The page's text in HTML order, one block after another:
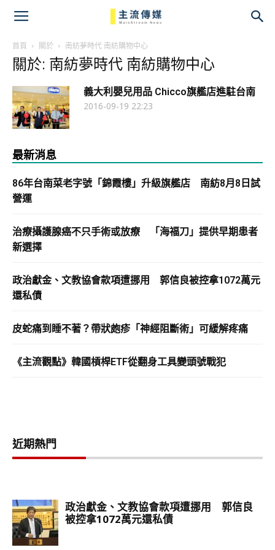
首頁 關於 南紡夢時代 南紡購物中心
關於: 南紡夢時代 南紡購物中心
義大利嬰兒用品 Chicco旗艦店進駐台南
2016-09-19 22:23
最新消息
86年台南菜老字號「錦霞樓」升級旗艦店 南紡8月8日試
營運
治療攝護腺癌不只手術或放療 「海福刀」提供早期患者
新選擇
政治獻金、文教協會款項遭挪用 郭信良被控拿1072萬元
還私債
皮蛇痛到睡不著？帶狀皰疹「神經阻斷術」可緩解疼痛
《主流觀點》韓國槓桿ETF從翻身工具變頭號戰犯
近期熱門